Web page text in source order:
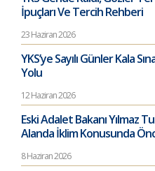
İpuçları Ve Tercih Rehberi
23 Haziran 2026
YKS’ye Sayılı Günler Kala
Yolu
12 Haziran 2026
Eski Adalet Bakanı Yılmaz
Alanda İklim Konusunda
8 Haziran 2026